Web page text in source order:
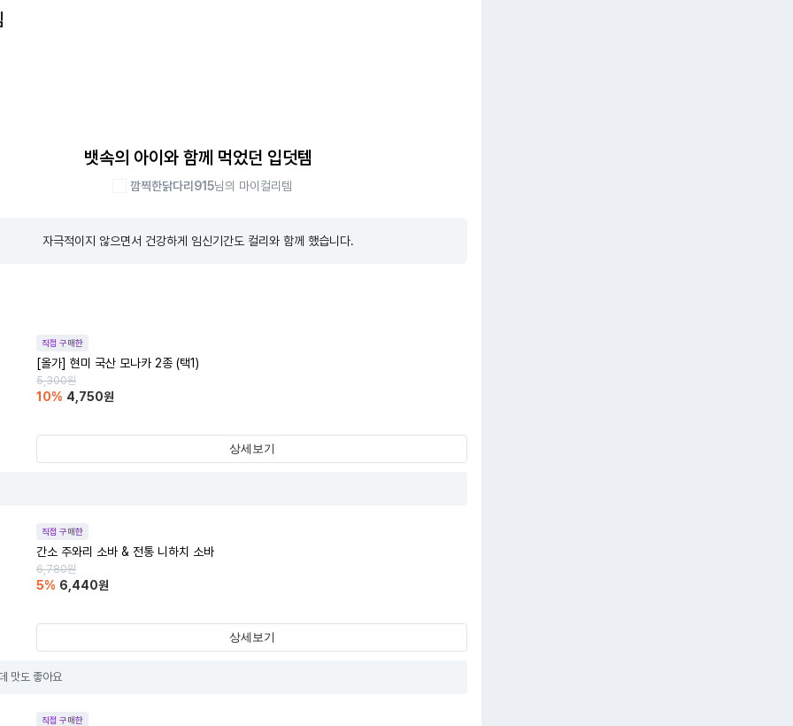
뱃속의 아이와 함께 먹었던 입덧템
깜찍한닭다리915님의 마이컬리템
자극적이지 않으면서 건강하게 임신기간도 컬리와 함께 했습니다.
직접 구매한
[올가] 현미 국산 모나카 2종 (택1)
5,300원
10% 4,750원
상세보기
직접 구매한
간소 주와리 소바 & 전통 니하치 소바
6,780원
5% 6,440원
상세보기
맛도 좋아요
직접 구매한